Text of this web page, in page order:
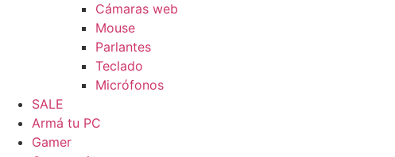
Cámaras web
Mouse
Parlantes
Teclado
Micrófonos
SALE
Armá tu PC
Gamer